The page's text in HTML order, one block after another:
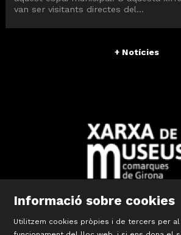
van ser visitants directes del...
+ Notícies
Diapositiva 2 de 10: Xarxa Territorial de
Informació sobre cookies
Utilitzem cookies pròpies i de tercers per